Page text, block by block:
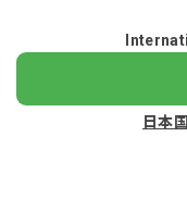
日本